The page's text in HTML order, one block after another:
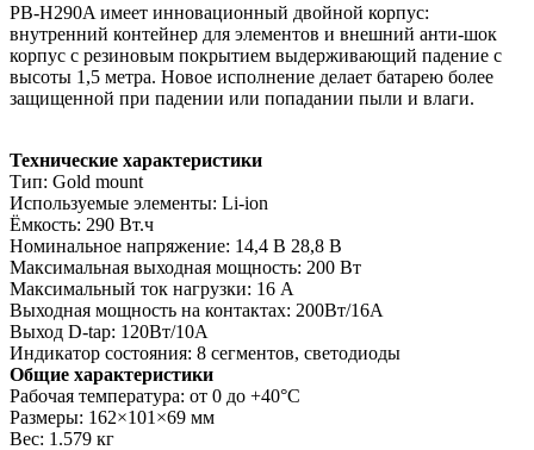
PB-H290A имеет инновационный двойной корпус:
внутренний контейнер для элементов и внешний анти-шок
корпус с резиновым покрытием выдерживающий падение с
высоты 1,5 метра. Новое исполнение делает батарею более
защищенной при падении или попадании пыли и влаги.
Технические характеристики
Тип: Gold mount
Используемые элементы: Li-ion
Ёмкость: 290 Вт.ч
Номинальное напряжение: 14,4 В 28,8 В
Максимальная выходная мощность: 200 Вт
Максимальный ток нагрузки: 16 А
Выходная мощность на контактах: 200Вт/16А
Выход D-tap: 120Вт/10А
Индикатор состояния: 8 сегментов, светодиоды
Общие характеристики
Рабочая температура: от 0 до +40°C
Размеры: 162×101×69 мм
Вес: 1.579 кг